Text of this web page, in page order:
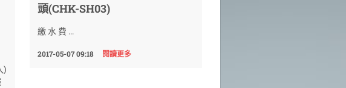
)
頭(CHK-SH03)
繳 水 費 ...
2017-05-07 09:18 閱讀更多